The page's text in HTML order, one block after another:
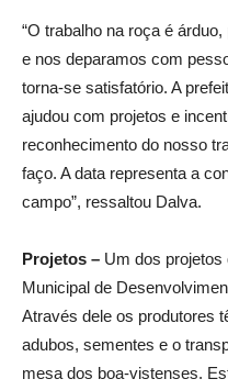
“O trabalho na roça é
e nos deparamos com
torna-se satisfatório. A
ajudou com projetos e
reconhecimento do nosso
faço. A data representa a
campo”, ressaltou Dalva.
Projetos – Um dos projetos
Municipal de
Através dele os produtores
adubos, sementes e o
mesa dos boa-vistenses.